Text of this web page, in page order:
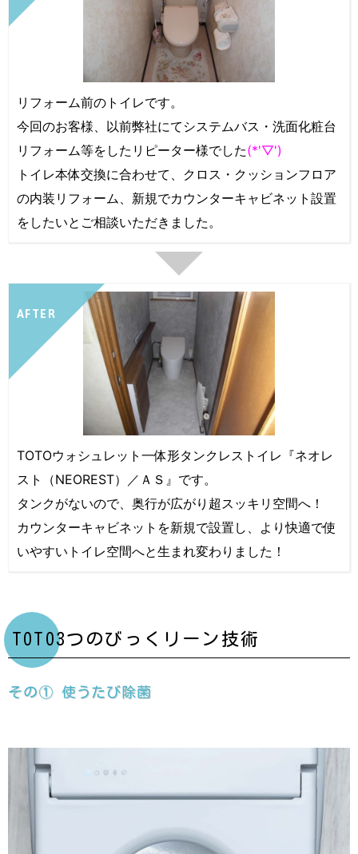
リフォーム前のトイレです。
今回のお客様、以前弊社にてシステムバス・洗面化粧台
リフォーム等をしたリピーター様でした(*'▽')
トイレ本体交換に合わせて、クロス・クッションフロア
の内装リフォーム、新規でカウンターキャビネット設置
をしたいとご相談いただきました。
AFTER
TOTOウォシュレット一体形タンクレストイレ『ネオレ
スト（NEOREST）／ＡＳ』です。
タンクがないので、奥行が広がり超スッキリ空間へ！
カウンターキャビネットを新規で設置し、より快適で使
いやすいトイレ空間へと生まれ変わりました！
TOTO3つのびっくリーン技術
その① 使うたび除菌